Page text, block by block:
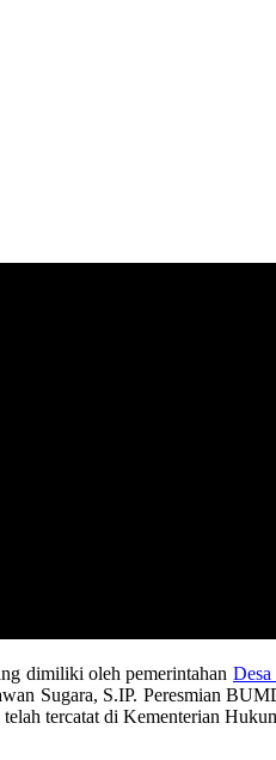
dimiliki oleh pemerintahan
Sugara, S.IP. Peresmian
tercatat di Kementerian